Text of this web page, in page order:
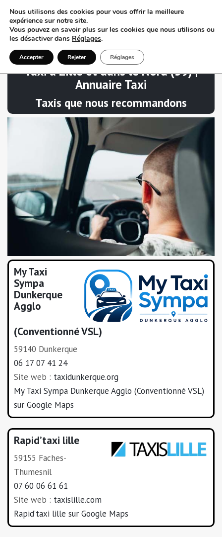
Taxi à Lille et dans le Nord (59) |
Annuaire Taxi
Taxis que nous recommandons
My Taxi
Sympa
Dunkerque
Agglo
(Conventionné VSL)
59140 Dunkerque
06 17 07 41 24
Site web : taxidunkerque.org
My Taxi Sympa Dunkerque Agglo (Conventionné VSL)
sur Google Maps
Rapid’taxi lille
59155 Faches-
Thumesnil
07 60 06 61 61
Site web : taxislille.com
Rapid’taxi lille sur Google Maps
Nous utilisons des cookies pour vous offrir la meilleure
expérience sur notre site.
Vous pouvez en savoir plus sur les cookies que nous utilisons ou
les désactiver dans Réglages.
Accepter Rejeter Réglages